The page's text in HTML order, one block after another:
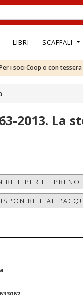
LIBRI SCAFFALI
i soci Coop o con
2013. La
PER IL